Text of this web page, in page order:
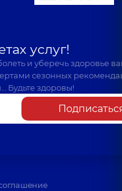
услуг!
и уберечь здоровье
сезонных
Будьте здоровы!